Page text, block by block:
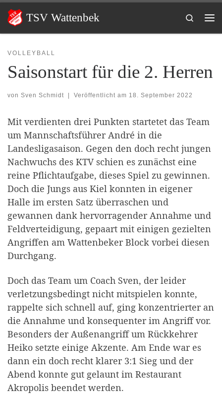
Zum Inhalt springen
TSV Wattenbek
Search
VOLLEYBALL
Saisonstart für die 2. Herren
von Sven Schmidt Veröffentlicht am 18. September 2022
Mit verdienten drei Punkten startetet das Team
um Mannschaftsführer André in die
Landesligasaison. Gegen den doch recht jungen
Nachwuchs des KTV schien es zunächst eine
reine Pflichtaufgabe, dieses Spiel zu gewinnen.
Doch die Jungs aus Kiel konnten in eigener
Halle im ersten Satz überraschen und
gewannen dank hervorragender Annahme und
Feldverteidigung, gepaart mit einigen gezielten
Angriffen am Wattenbeker Block vorbei diesen
Durchgang.
Doch das Team um Coach Sven, der leider
verletzungsbedingt nicht mitspielen konnte,
rappelte sich schnell auf, ging konzentrierter an
die Annahme und konsequenter im Angriff vor.
Besonders der Außenangriff um Rückkehrer
Heiko setzte einige Akzente. Am Ende war es
dann ein doch recht klarer 3:1 Sieg und der
Abend konnte gut gelaunt im Restaurant
Akropolis beendet werden.